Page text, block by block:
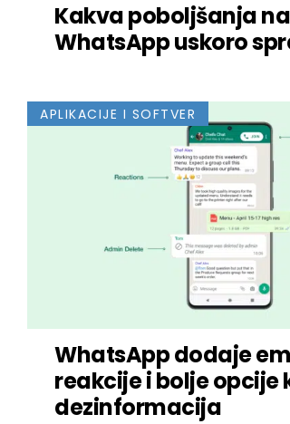
Kakva poboljšanja
WhatsApp uskoro
APLIKACIJE I SOFTVER
WhatsApp dodaje
reakcije i bolje opcije
dezinformacija